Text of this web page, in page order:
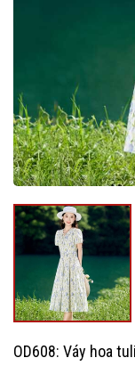
OD608: Váy hoa